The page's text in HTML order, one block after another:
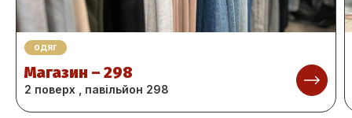
одяг
Магазин – 298
2 поверх , павільйон 298